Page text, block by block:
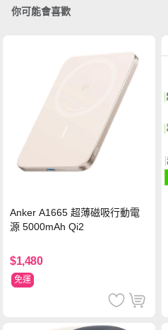
你可能會喜歡
Anker A1665 超薄磁吸行動電
源 5000mAh Qi2
$1,480
免運